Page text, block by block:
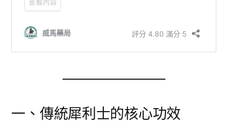
一、傳統犀利士的核心功效